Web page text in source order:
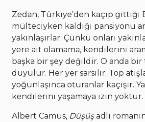
Zedan, Türkiye’den kaçıp gittiği
mülteciyken kaldığı pansiyonu
yakınlaşırlar. Çünkü onları
yere ait olamama, kendilerini
başka bir şey değildir. O anda bir
duyulur. Her yer sarsılır. Top
yoğunlaşınca oturanlar kaçışır.
kendilerini yaşamaya izin yoktur.
Albert Camus, Düşüşadlı